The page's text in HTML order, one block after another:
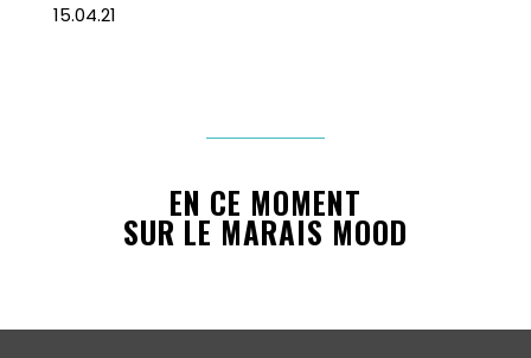
15.04.21
EN CE MOMENT
SUR LE MARAIS MOOD